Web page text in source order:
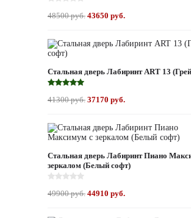
48500 руб. 43650 руб.
Стальная дверь Лабиринт ART 13
41300 руб. 37170 руб.
Стальная дверь Лабиринт Пиано
зеркалом (Белый софт)
49900 руб. 44910 руб.